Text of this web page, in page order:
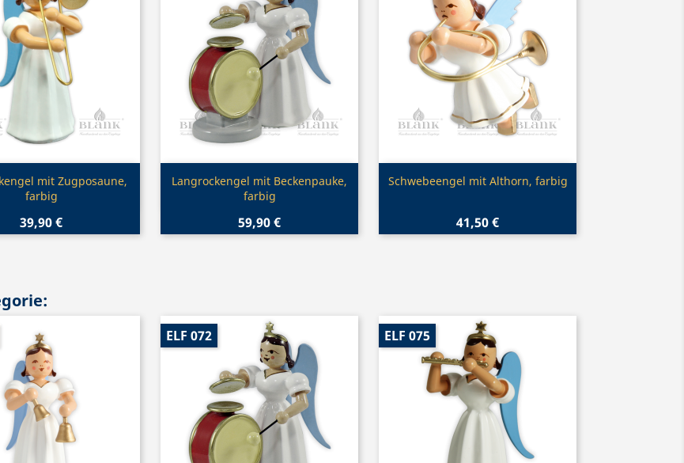
Vorschau
mit Zugposaune,
farbig
39,90 €
Vorschau
Langrockengel mit Beckenpauke,
farbig
59,90 €
Vorschau
Schwebeengel mit Althorn, farbig
41,50 €
ELF 072 ELF 075